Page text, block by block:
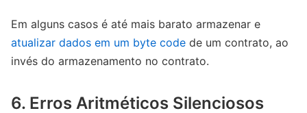
Em alguns casos é até mais barato armazenar e
atualizar dados em um byte code de um contrato, ao
invés do armazenamento no contrato.
6. Erros Aritméticos Silenciosos